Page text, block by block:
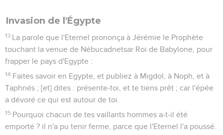
Invasion de l'Égypte
13 La parole que l'Eternel prononça à Jérémie le Prophète
touchant la venue de Nébucadnetsar Roi de Babylone, pour
frapper le pays d'Egypte :
14 Faites savoir en Egypte, et publiez à Migdol, à Noph, et à
Taphnés ; [et] dites : présente-toi, et te tiens prêt ; car l'épée
a dévoré ce qui est autour de toi.
15 Pourquoi chacun de tes vaillants hommes a-t-il été
emporté ? il n'a pu tenir ferme, parce que l'Eternel l'a poussé.